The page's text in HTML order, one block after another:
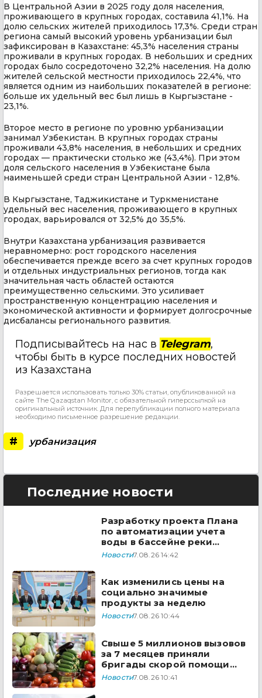
В Центральной Азии в 2025 году доля населения,
проживающего в крупных городах, составила 41,1%. На
долю сельских жителей приходилось 17,3%. Среди стран
региона самый высокий уровень урбанизации был
зафиксирован в Казахстане: 45,3% населения страны
проживали в крупных городах. В небольших и средних
городах было сосредоточено 32,2% населения. На долю
жителей сельской местности приходилось 22,4%, что
является одним из наибольших показателей в регионе:
больше их удельный вес был лишь в Кыргызстане -
23,1%.
Второе место в регионе по уровню урбанизации
занимал Узбекистан. В крупных городах страны
проживали 43,8% населения, в небольших и средних
городах — практически столько же (43,4%). При этом
доля сельского населения в Узбекистане была
наименьшей среди стран Центральной Азии - 12,8%.
В Кыргызстане, Таджикистане и Туркменистане
удельный вес населения, проживающего в крупных
городах, варьировался от 32,5% до 35,5%.
Внутри Казахстана урбанизация развивается
неравномерно: рост городского населения
обеспечивается прежде всего за счет крупных городов
и отдельных индустриальных регионов, тогда как
значительная часть областей остаются
преимущественно сельскими. Это усиливает
пространственную концентрацию населения и
экономической активности и формирует долгосрочные
дисбалансы регионального развития.
Подписывайтесь на нас в Telegram,
чтобы быть в курсе последних новостей
из Казахстана
Разрешается использовать только 30% статьи, опубликованной на
сайте The Qazaqstan Monitor, с обязательной гиперссылкой на
оригинальный источник. Для перепубликации полного материала
необходимо письменное разрешение редакции.
# урбанизация
Последние новости
Разработку проекта Плана
по автоматизации учета
воды в бассейне реки
Сырдарья одобрили
Новости7.08.26 14:42
Как изменились цены на
социально значимые
продукты за неделю
Новости7.08.26 10:44
Свыше 5 миллионов вызовов
за 7 месяцев приняли
бригады скорой помощи
Казахстана
Новости7.08.26 10:41